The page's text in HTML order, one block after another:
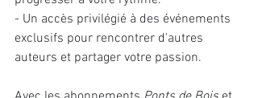
- Un accès privilégié à des événements
exclusifs pour rencontrer d'autres
auteurs et partager votre passion.